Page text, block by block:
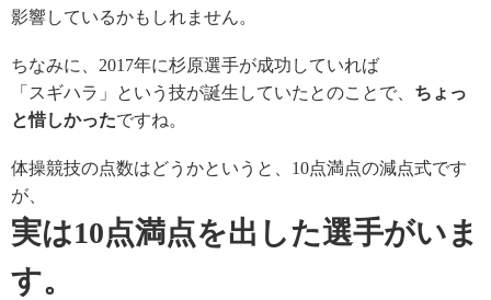
影響しているかもしれません。
ちなみに、 2017年に杉原選手が成功 していれば
「スギハラ」という技が誕生していたとのことで
ちょっ
と惜しかったですね。
体操競技の点数はどうかというと 10点満点の減点式です
が、
実は10点満点を出した選手がいま
す。